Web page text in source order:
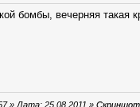
бомбы, вечерняя такая
» Дата: 25.08.2011 » Скриншот